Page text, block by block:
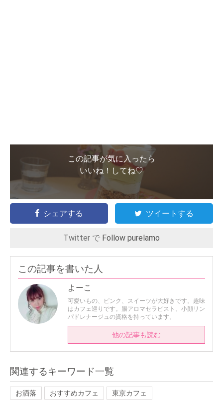
この記事が気に入ったら
いいね！してね♡
シェアする ツイートする
Twitter で Follow purelamo
この記事を書いた人
よーこ
可愛いもの、ピンク、スイーツが大好きです。趣味
はカフェ巡りです。腸アロマセラピスト、小顔リン
パドレナージュの資格を持っています。
他の記事も読む
関連するキーワード一覧
お洒落 おすすめカフェ 東京カフェ